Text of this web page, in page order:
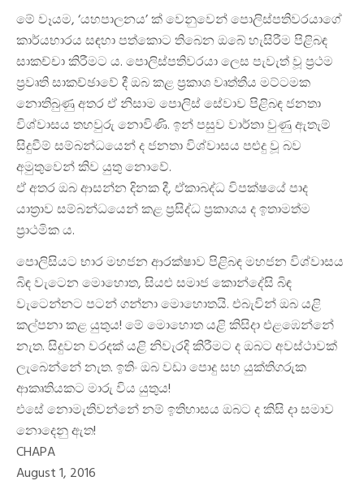
මේ වෑයම, ‘යහපාලනය’ ක් වෙනුවෙන් පොලිස්පතිවරයාගේ
කාර්යභාරය සඳහා පත්කොට තිබෙන ඔබේ හැසිරීම පිළිබඳ
සාකච්චා කිරීමට ය. පොලිස්පතිවරයා ලෙස පැවැත් වූ ප්‍රථම
ප්‍රවෘති සාකච්ඡාවේ දී ඔබ කළ ප්‍රකාශ වෘත්තීය මට්ටමක
නොතිබුණු අතර ඒ නිසාම පොලිස් සේවාව පිළිබඳ ජනතා
විශ්වාසය තහවුරු නොවිණි. ඉන් පසුව වාර්තා වුණු ඇතැම්
සිදුවීම් සම්බන්ධයෙන් ද ජනතා විශ්වාසය පළුදු වූ බව
අමුතුවෙන් කිව යුතු නොවේ.
ඒ අතර ඔබ ආසන්න දිනක දී, ඒකාබද්ධ විපක්ෂයේ පාද
යාත්‍රාව සම්බන්ධයෙන් කළ ප්‍රසිද්ධ ප්‍රකාශය ද ඉතාමත්ම
ප්‍රාථමික ය.
පොලිසියට භාර මහජන ආරක්ෂාව පිළිබඳ මහජන විශ්වාසය
බිඳ වැටෙන මොහොත, සියළු සමාජ කොන්දේසි බිඳ
වැටෙන්නට පටන් ගන්නා මොහොතයි. එබැවින් ඔබ යළි
කල්පනා කළ යුතුය! මේ මොහොත යළි කිසිදා එළඹෙන්නේ
නැත. සිදුවන වරදක් යළි නිවැරදි කිරීමට ද ඔබට අවස්ථාවක්
ලැබෙන්නේ නැත. ඉතිං ඔබ වඩා පොදු සහ යුක්තිගරුක
ආකෘතියකට මාරු විය යුතුය!
එසේ නොමැතිවන්නේ නම් ඉතිහාසය ඔබට ද කිසි දා සමාව
නොදෙනු ඇත!
CHAPA
August 1, 2016